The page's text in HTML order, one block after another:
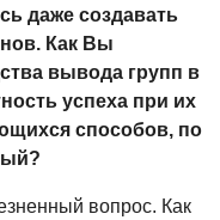
даже создавать
Как Вы
вывода групп в
успеха при их
способов, по
вопрос. Как